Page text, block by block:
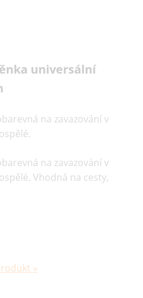
universální
na zavazování v
na zavazování v
Vhodná na cesty,
»